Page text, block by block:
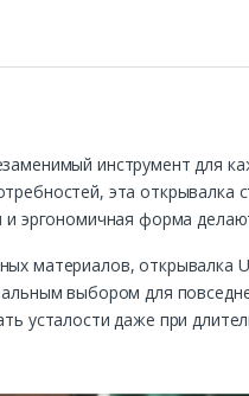
инструмент для
эта
и эргономичная форма
материалов, открывалка
выбором для
усталости даже при